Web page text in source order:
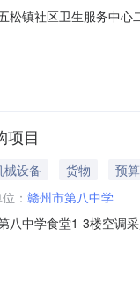
松镇社区卫生服务中
安区五松镇社区卫生
项目
械设备 货物
预
： 赣州市第八中学
八中学食堂1-3楼空调
参数:5P分体